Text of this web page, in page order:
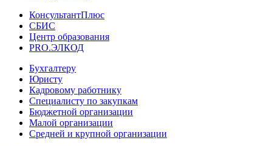
КонсультантПлюс
СБИС
Центр образования
PRO.ЭЛКОД
Бухгалтеру
Юристу
Кадровому работнику
Специалисту по закупкам
Бюджетной организации
Малой организации
Средней и крупной организации